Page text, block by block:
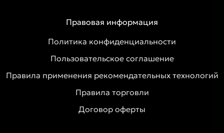
Правовая информация
Политика конфиденциальности
Пользовательское соглашение
Правила применения рекомендательных технологий
Правила торговли
Договор оферты